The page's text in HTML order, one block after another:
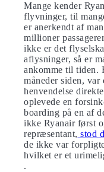
Mange kender
flyvninger, til
er anerkendt af
millioner
ikke er det
aflysninger, så er
ankomme til tiden.
måneder siden, var
henvendelse
oplevede en
boarding på en af
ikke Ryanair først
repræsentant, stod
de ikke var
hvilket er et
.